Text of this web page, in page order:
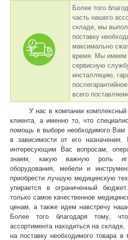
Более того
часть нашего
складе, мы
поставку
максимально
время. Мы имеем
сервисную
инсталляцию,
всего
У нас в компании комплексный
клиента, а именно то, что
помощь в выборе необходимого Вам
в зависимости от его назначения.
интересующим Вас вопросам,
знаем, какую важную роль
оборудования, мебели и
приобрести лучшую медицинскую
упирается в ограниченный
только самое качественное
ценам, а также идем навстречу
Более того благодаря тому,
ассортимента находиться на
на поставку необходимого товара в